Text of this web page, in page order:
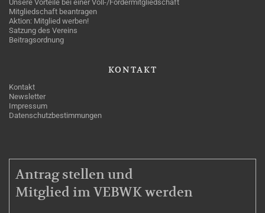
Unsere Vorteile bei einer Voll-/Fördermitgliedschaft
Mitgliedschaft beantragen
Aktion: Mitglied werben!
Satzung des Vereins
Beitragsordnung
KONTAKT
Kontakt
Newsletter
Impressum
Datenschutzbestimmungen
MITGLIEDSCHAFT
Antrag stellen und
Mitglied im VEBWK werden